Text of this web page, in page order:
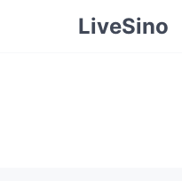
LiveSino